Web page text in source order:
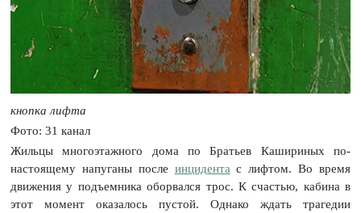
кнопка лифта
Фото: 31 канал
Жильцы многоэтажного дома по Братьев Кашириных по-
настоящему напуганы после инцидента с лифтом. Во время
движения у подъемника оборвался трос. К счастью, кабина в
этот момент оказалось пустой. Однако ждать трагедии